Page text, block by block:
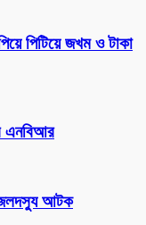
পিটিয়ে জখম ও টাকা
এনবিআর
জলদস্যু আটক